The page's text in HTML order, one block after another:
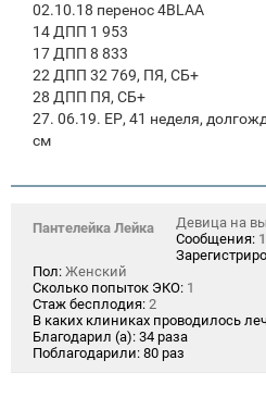
02.10.18 перенос 4BLAA
14 ДПП 1 953
17 ДПП 8 833
22 ДПП 32 769, ПЯ, СБ+
28 ДПП ПЯ, СБ+
27. 06.19. ЕР, 41 неделя,
см
Пантелейка Лейка
Девица на
Сообщения:
Пол: Женский
Сколько попыток ЭКО: 1
Стаж бесплодия: 2
В каких клиниках проводилось
Благодарил (а): 34 раза
Поблагодарили: 80 раз